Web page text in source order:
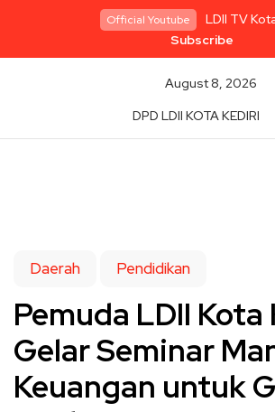
Official Youtube
LDII TV
Subscribe
August 8, 2026
DPD LDII KOTA KEDIRI
Daerah Pendidikan
Pemuda LDII Kota
Gelar Seminar
Keuangan untuk